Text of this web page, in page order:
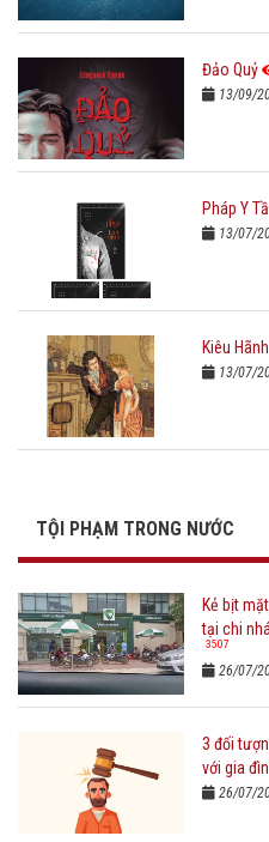
Đảo Quỷ
13/09/
Pháp Y
13/07/
Kiêu
13/07/
TỘI PHẠM TRONG NƯỚC
Kẻ bịt
tại chi
3507
26/07/
3 đối
với gia
26/07/